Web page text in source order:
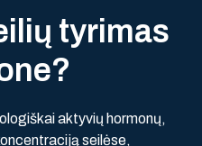
i ių tyrimas
ne?
aktyvių hormonų,
seilėse,